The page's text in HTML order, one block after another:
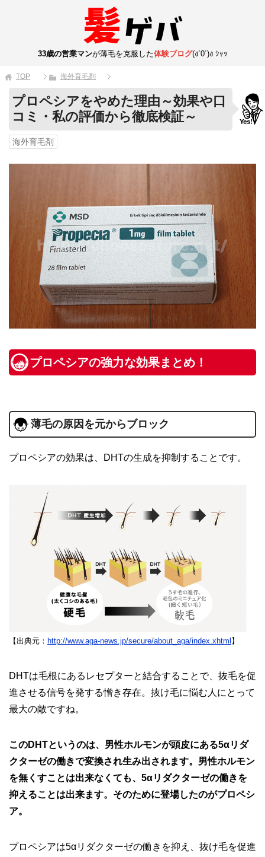
33歳の営業マンが薄毛を克服した体験ブログ(ง`0´)ง ｼｬｯ
TOP 海外育毛剤
プロペシアをやめた理由～効果や口
コミ・私の評価から徹底検証～
海外育毛剤
プロペシアの強力な効果まとめ！
薄毛の原因を元からブロック
プロペシアの効果は、DHTの生成を抑制することです。
【出典元： http://www.aga-news.jp/secure/about_aga/index.xhtml 】
DHTは毛根にあるレセプターと結合することで、抜毛を促
進させる信号を発する憎き存在。抜け毛に悩む人にとって
最大の敵ですね。
このDHTというのは、男性ホルモンが頭皮にある5αリダ
クターゼの働きで変換され生み出されます。男性ホルモン
を無くすことは出来なくても、5αリダクターゼの働きを
抑えることは出来ます。そのために登場したのがプロペシ
ア。
プロペシアは5αリダクターゼの働きを抑え、抜け毛を促進